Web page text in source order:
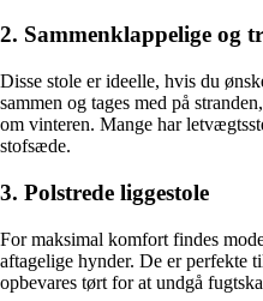
2. Sammenklappelige og
Disse stole er ideelle, hvis du
sammen og tages med på
om vinteren. Mange har
stofsæde.
3. Polstrede liggestole
For maksimal komfort findes
aftagelige hynder. De er perfekte
opbevares tørt for at undgå